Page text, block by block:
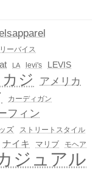
ーバイス
LA levi's
LEVIS
ジ アメリカ
カーディガン
フィン
ズ ストリートスタイル
ナイキ マリブ モヘア
ジュアル